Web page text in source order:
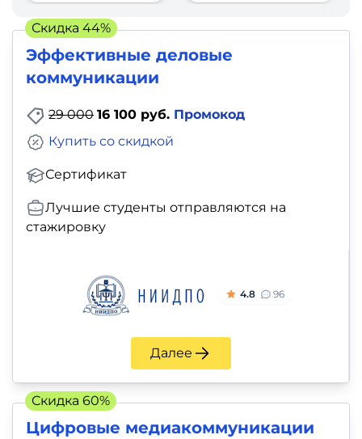
Эффективные деловые
коммуникации
29 000 16 100 руб. Промокод
Сертификат
Купить со скидкой
Лучшие студенты отправляются на
стажировку
4.8 96
Далее
Скидка 44%
Цифровые медиакоммуникации
Скидка 60%
Маркетинг
Иностранный
язык
Для
детей
Красота,
здоровье,
фитнес
Психология
саморазвитие
Репетиторы